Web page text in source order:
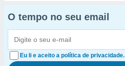
O tempo no seu email
Eu li e aceito a política de privacidade.